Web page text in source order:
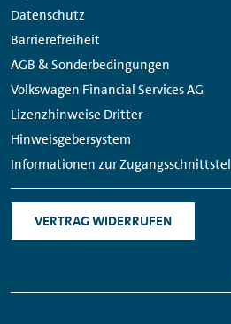
Datenschutz
Barrierefreiheit
AGB & Sonderbedingungen
Volkswagen Financial Services AG
Lizenzhinweise Dritter
Hinweisgebersystem
Informationen zur
VERTRAG WIDERRUFEN